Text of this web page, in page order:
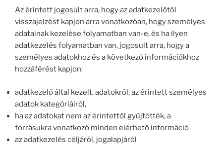
Az érintett jogosult arra, hogy az adatkezelőtől
visszajelzést kapjon arra vonatkozóan, hogy személyes
adatainak kezelése folyamatban van-e, és ha ilyen
adatkezelés folyamatban van, jogosult arra, hogy a
személyes adatokhoz és a következő információkhoz
hozzáférést kapjon:
adatkezelő által kezelt, adatokról, az érintett személyes
adatok kategóriáiról,
ha az adatokat nem az érintettől gyűjtötték, a
forrásukra vonatkozó minden elérhető információ
az adatkezelés céljáról, jogalapjáról